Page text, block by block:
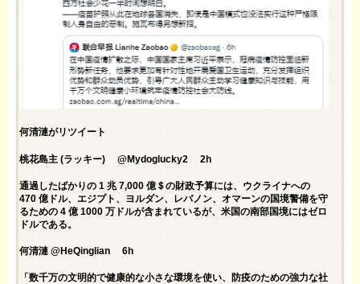
何清漣がリツイート
桃花島主 (ラッキー) @Mydoglucky2 2h
通過したばかりの 1 兆 7,000 億＄の財政予算には、ウクライナへの
470 億ドル、エジプト、ヨルダン、レバノン、オマーンの国境警備を守
るための 4 億 1000 万ドルが含まれているが、米国の南部国境にはゼロ
ドルである。
何清漣 @HeQinglian 6h
「数千万の文明的で健康的な小さな環境を使い、防疫のための強力な社